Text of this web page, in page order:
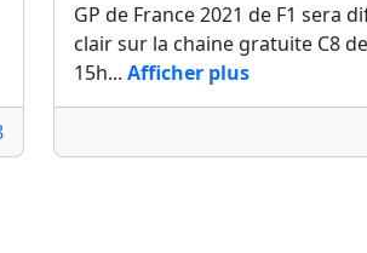
GP de France 2021 de F1 sera
clair sur la chaine gratuite C8
15h... Afficher plus